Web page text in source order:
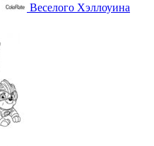
Веселого Хэллоуина